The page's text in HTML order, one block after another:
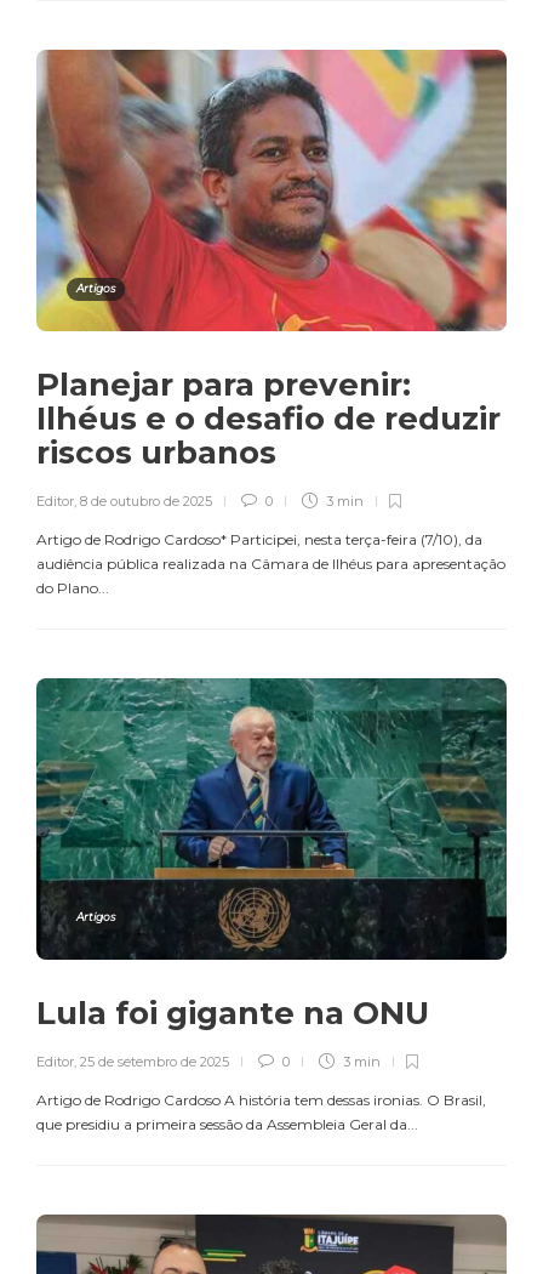
Artigos
Planejar para prevenir:
Ilhéus e o desafio de reduzir
riscos urbanos
Editor, 8 de outubro de 2025 0 3 min
Artigo de Rodrigo Cardoso* Participei, nesta terça-feira (7/10), da
audiência pública realizada na Câmara de Ilhéus para apresentação
do Plano...
Artigos
Lula foi gigante na ONU
Editor, 25 de setembro de 2025 0 3 min
Artigo de Rodrigo Cardoso A história tem dessas ironias. O Brasil,
que presidiu a primeira sessão da Assembleia Geral da...